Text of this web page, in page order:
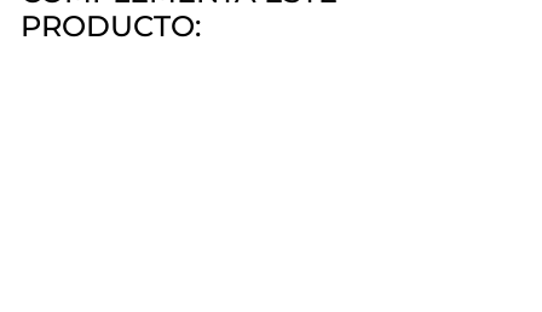
PRODUCTO: